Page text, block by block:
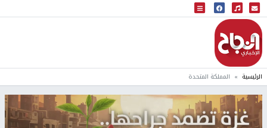
البث المباشر
إذاعة النجاح
الرئيسية المملكة المتحدة